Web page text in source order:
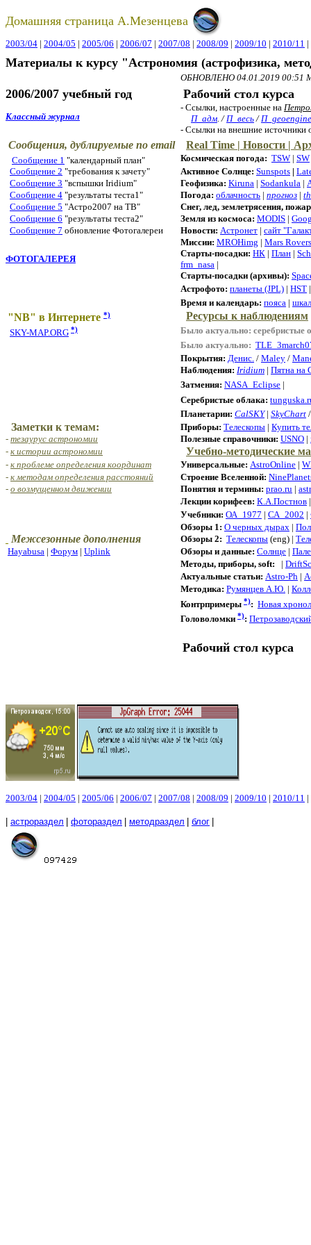
Домашняя страница А.Мезенцева
2003/04 | 2004/05 | 2005/06 | 2006/07 | 2007/08 | 2008/09 | 2009/10 | 2010/11 |
Материалы к курсу "Астрономия (астрофизика,
ОБНОВЛЕНО 04.01.2019 00:51
2006/2007 учебный год Рабочий стол
Классный журнал
- Cсылки, настроенные на
П_адм. /П_весь/П_geoengine
- Ссылки на внешние источники
Сообщения, дублируемые по email Real Time | Новости |
Сообщение 1 "календарный план" Космическая погода: TSW | SW
Сообщение 2 "требования к зачету" Активное Солнце: Sunspots |
Сообщение 3 "вспышки Iridium" Геофизика: Kiruna | Sodankula |
Сообщение 4 "результаты теста1" Погода: облачность | прогноз |
Сообщение 5 "Астро2007 на ТВ"
Снег, лед, землетрясения,
Сообщение 6 "результаты теста2" Земля из космоса: MODIS |
Сообщение 7 обновление Фотогалереи Новости: Астронет | сайт
Миссии: MROHimg | Mars Rovers
ФОТОГАЛЕРЕЯ
Старты-посадки: НК | План |
frm_nasa |
Старты-посадки (архивы):
Астрофото: планеты (JPL) | HST
Время и календарь: пояса |
"NB" в Интернете *) Ресурсы к наблюдениям
SKY-MAP.ORG *)
Было актуально: серебристые
Было актуально:
Покрытия: Денис. / Maley /
Наблюдения: Iridium | Пятна на
Затмения: NASA_Eclipse |
Серебристые облака:
Планетарии: CalSKY| SkyChart
Заметки к темам: Приборы: Телескопы | Купить
- тезаурус астрономии Полезные справочники: USNO |
- к истории астрономии Учебно-методические
- к проблеме определения координат Универсальные: AstroOnline |
- к методам определения расстояний Строение Вселенной:
- о возмущенном движении Понятия и термины: prao.ru |
Лекции корифеев: К.А.Постнов
Учебники: ОА_1977 | СА_2002 |
Обзоры 1: О черных дырах |
Межсезонные дополнения Обзоры 2: Телескопы (eng) |
Hayabusa | Форум | Uplink Обзоры и данные: Солнце |
Методы, приборы, soft:
|
Актуальные статьи: Astro-Ph |
Методика: Румянцев А.Ю. |
Контрпримеры *): Новая
Головоломки *):
Рабочий стол
2003/04 | 2004/05 | 2005/06 | 2006/07 | 2007/08 | 2008/09 | 2009/10 | 2010/11 |
астрораздел фотораздел методраздел блог